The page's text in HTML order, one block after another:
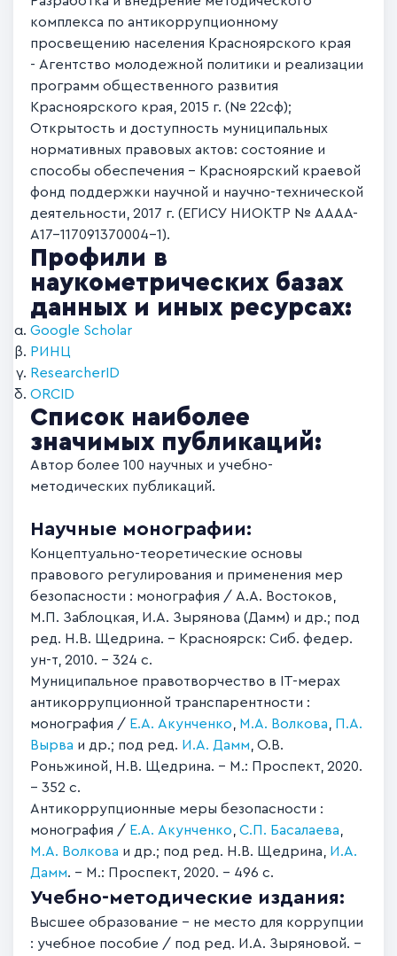
комплекса по антикоррупционному
просвещению населения Красноярского края
- Агентство молодежной политики и реализации
программ общественного развития
Красноярского края, 2015 г. (№ 22сф);
Открытость и доступность муниципальных
нормативных правовых актов: состояние и
способы обеспечения - Красноярский краевой
фонд поддержки научной и научно-технической
деятельности, 2017 г. (ЕГИСУ НИОКТР № АААА-
А17-117091370004-1).
Профили в
наукометрических базах
данных и иных ресурсах:
Google Scholar
РИНЦ
ResearcherID
ORCID
Список наиболее
значимых публикаций:
Автор более 100 научных и учебно-
методических публикаций.
Научные монографии:
Концептуально-теоретические основы
правового регулирования и применения мер
безопасности : монография / А.А. Востоков,
М.П. Заблоцкая, И.А. Зырянова (Дамм) и др.; под
ред. Н.В. Щедрина. – Красноярск: Сиб. федер.
ун-т, 2010. – 324 с.
Муниципальное правотворчество в IT-мерах
антикоррупционной транспарентности :
монография / Е.А. Акунченко М.А. Волкова
П.А.
Вырва и др.; под ред. И.А. Дамм , О.В.
Роньжиной, Н.В. Щедрина. – М.: Проспект, 2020.
– 352 с.
Антикоррупционные меры безопасности :
монография / Е.А. Акунченко ,С.П. Басалаева
М.А. Волкова и др.; под ред. Н.В. Щедрина,
И.А.
Дамм. – М.: Проспект, 2020. – 496 с.
Учебно-методические издания:
Высшее образование – не место для коррупции
: учебное пособие / под ред. И.А. Зыряновой. –